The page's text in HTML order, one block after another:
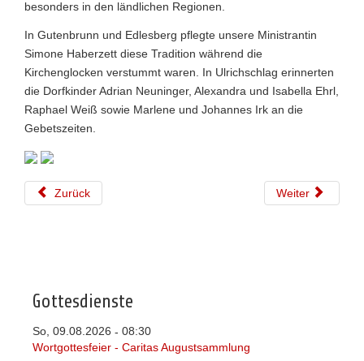
besonders in den ländlichen Regionen.
In Gutenbrunn und Edlesberg pflegte unsere Ministrantin
Simone Haberzett diese Tradition während die
Kirchenglocken verstummt waren. In Ulrichschlag erinnerten
die Dorfkinder Adrian Neuninger, Alexandra und Isabella Ehrl,
Raphael Weiß sowie Marlene und Johannes Irk an die
Gebetszeiten.
Zurück Weiter
Gottesdienste
So, 09.08.2026 - 08:30
Wortgottesfeier - Caritas Augustsammlung